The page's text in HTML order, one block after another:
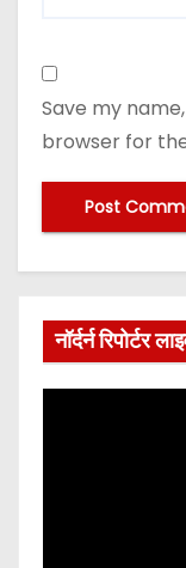
Save my
browser for
नॉर्दर्न रिपोर्टर